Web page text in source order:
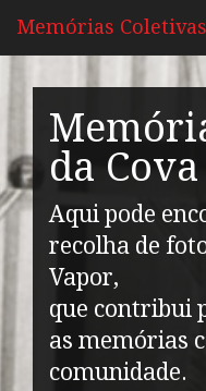
Memórias Coletivas
da
Aqui pode
recolha de
Vapor,
que contribui
as memórias
comunidade.